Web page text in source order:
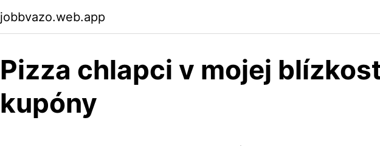
jobbvazo.web.app
Pizza chlapci v mojej
kupóny